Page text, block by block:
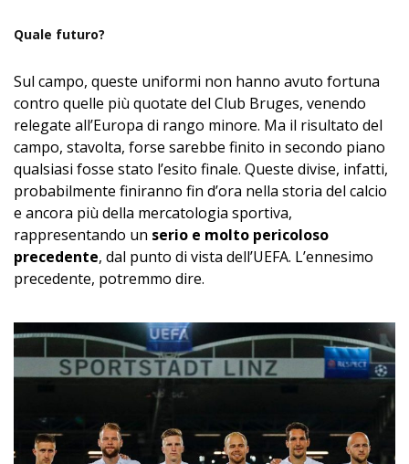
Quale futuro?
Sul campo, queste uniformi non hanno avuto fortuna
contro quelle più quotate del Club Bruges, venendo
relegate all’Europa di rango minore. Ma il risultato del
campo, stavolta, forse sarebbe finito in secondo piano
qualsiasi fosse stato l’esito finale. Queste divise, infatti,
probabilmente finiranno fin d’ora nella storia del calcio
e ancora più della mercatologia sportiva,
rappresentando un serio e molto pericoloso
precedente, dal punto di vista dell’UEFA. L’ennesimo
precedente, potremmo dire.